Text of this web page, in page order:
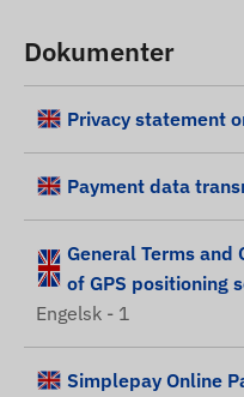
Dokumenter
Privacy statement
Payment data
General Terms and
of GPS positioning
Engelsk - 1
Simplepay Online